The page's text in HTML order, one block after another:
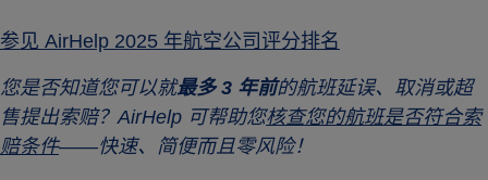
参见 AirHelp 2025 年航空公司评分排名
您是否知道您可以就最多 3 年前的航班延误、取消或超
售提出索赔？AirHelp 可帮助您核查您的航班是否符合索
赔条件——快速、简便而且零风险！